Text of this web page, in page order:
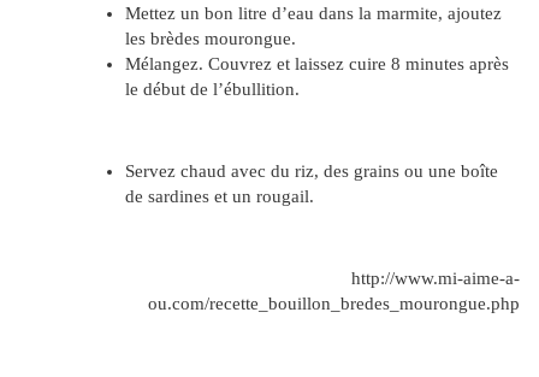
Mettez un bon litre d’eau dans la marmite, ajoutez
les brèdes mourongue.
Mélangez. Couvrez et laissez cuire 8 minutes après
le début de l’ébullition.
Servez chaud avec du riz, des grains ou une boîte
de sardines et un rougail.
http://www.mi-aime-a-
ou.com/recette_bouillon_bredes_mourongue.php